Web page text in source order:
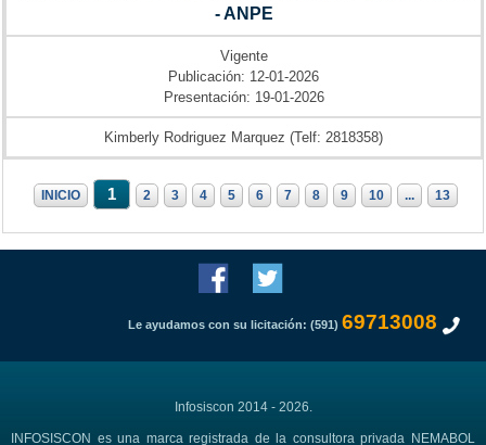
- ANPE
Vigente
Publicación: 12-01-2026
Presentación: 19-01-2026
Kimberly Rodriguez Marquez (Telf: 2818358)
INICIO 1 2 3 4 5 6 7 8 9 10 ... 13
Le ayudamos con su licitación: (591) 69713008
Infosiscon 2014 - 2026.
INFOSISCON es una marca registrada de la consultora privada NEMABOL